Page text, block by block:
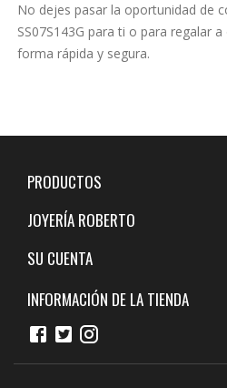
No dejes pasar la oportunidad de
SS07S143G para ti o para regalar
forma rápida y segura.
PRODUCTOS
JOYERÍA ROBERTO
SU CUENTA
INFORMACIÓN DE LA TIENDA